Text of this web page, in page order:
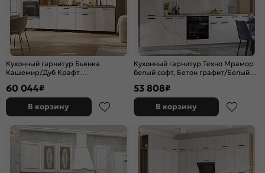
Кухонный гарнитур Бьянка
Кашемир/Дуб Крафт
60 044₽
В корзину
Кухонный гарнитур Техно Мрамор
белый софт, Бетон графит/Белый
53 808₽
В корзину